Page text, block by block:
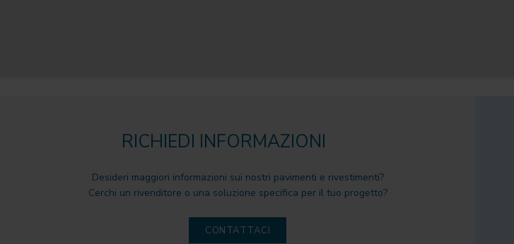
RICHIEDI INFORMAZIONI
Desideri maggiori informazioni sui nostri pavimenti e rivestimenti?
Cerchi un rivenditore o una soluzione specifica per il tuo progetto?
CONTATTACI